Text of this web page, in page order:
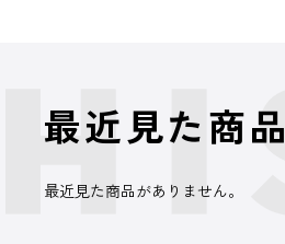
最近見た商品
最近見た商品がありません。